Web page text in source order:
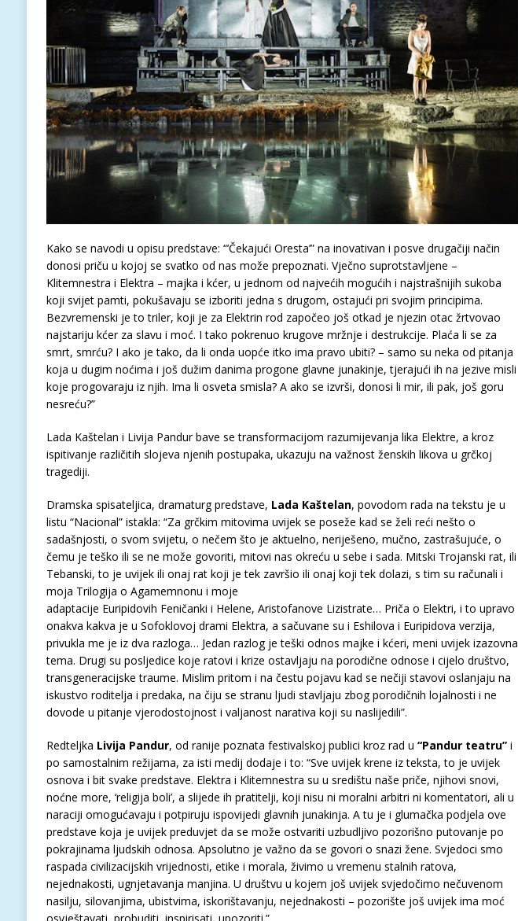
Kako se navodi u opisu predstave: “’Čekajući Oresta’” na inovativan i posve drugačiji način
donosi priču u kojoj se svatko od nas može prepoznati. Vječno suprotstavljene –
Klitemnestra i Elektra – majka i kćer, u jednom od najvećih mogućih i najstrašnijih sukoba
koji svijet pamti, pokušavaju se izboriti jedna s drugom, ostajući pri svojim principima.
Bezvremenski je to triler, koji je za Elektrin rod započeo još otkad je njezin otac žrtvovao
najstariju kćer za slavu i moć. I tako pokrenuo krugove mržnje i destrukcije. Plaća li se za
smrt, smrću? I ako je tako, da li onda uopće itko ima pravo ubiti? – samo su neka od pitanja
koja u dugim noćima i još dužim danima progone glavne junakinje, tjerajući ih na jezive misli
koje progovaraju iz njih. Ima li osveta smisla? A ako se izvrši, donosi li mir, ili pak, još goru
nesreću?”
Lada Kaštelan i Livija Pandur bave se transformacijom razumijevanja lika Elektre, a kroz
ispitivanje različitih slojeva njenih postupaka, ukazuju na važnost ženskih likova u grčkoj
tragediji.
Dramska spisateljica, dramaturg predstave, Lada Kaštelan, povodom rada na tekstu je u
listu “Nacional” istakla: “Za grčkim mitovima uvijek se poseže kad se želi reći nešto o
sadašnjosti, o svom svijetu, o nečem što je aktuelno, neriješeno, mučno, zastrašujuće, o
čemu je teško ili se ne može govoriti, mitovi nas okreću u sebe i sada. Mitski Trojanski rat, ili
Tebanski, to je uvijek ili onaj rat koji je tek završio ili onaj koji tek dolazi, s tim su računali i
moja Trilogija o Agamemnonu i moje
adaptacije Euripidovih Feničanki i Helene, Aristofanove Lizistrate… Priča o Elektri, i to upravo
onakva kakva je u Sofoklovoj drami Elektra, a sačuvane su i Eshilova i Euripidova verzija,
privukla me je iz dva razloga… Jedan razlog je teški odnos majke i kćeri, meni uvijek izazovna
tema. Drugi su posljedice koje ratovi i krize ostavljaju na porodične odnose i cijelo društvo,
transgeneracijske traume. Mislim pritom i na čestu pojavu kad se nečiji stavovi oslanjaju na
iskustvo roditelja i predaka, na čiju se stranu ljudi stavljaju zbog porodičnih lojalnosti i ne
dovode u pitanje vjerodostojnost i valjanost narativa koji su naslijedili”.
Redteljka Livija Pandur, od ranije poznata festivalskoj publici kroz rad u “Pandur teatru”i
po samostalnim režijama, za isti medij dodaje i to: “Sve uvijek krene iz teksta, to je uvijek
osnova i bit svake predstave. Elektra i Klitemnestra su u središtu naše priče, njihovi snovi,
noćne more, ‘religija boli’, a slijede ih pratitelji, koji nisu ni moralni arbitri ni komentatori, ali u
naraciji omogućavaju i potpiruju ispovijedi glavnih junakinja. A tu je i glumačka podjela ove
predstave koja je uvijek preduvjet da se može ostvariti uzbudljivo pozorišno putovanje po
pokrajinama ljudskih odnosa. Apsolutno je važno da se govori o snazi žene. Svjedoci smo
raspada civilizacijskih vrijednosti, etike i morala, živimo u vremenu stalnih ratova,
nejednakosti, ugnjetavanja manjina. U društvu u kojem još uvijek svjedočimo nečuvenom
nasilju, silovanjima, ubistvima, iskorištavanju, nejednakosti – pozorište još uvijek ima moć